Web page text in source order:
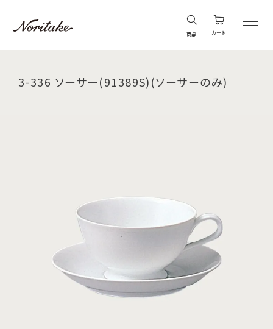
商品 カート
3-336 ソーサー(91389S)(ソーサーのみ)